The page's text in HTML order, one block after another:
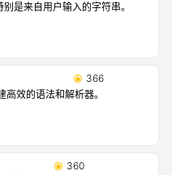
是来自用户输入的字符串。
366
效的语法和解析器。
360